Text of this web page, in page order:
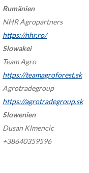
Rumänien
NHR Agropartners
https://nhr.ro/
Slowakei
Team Agro
https://teamagroforest.sk
Agrotradegroup
https://agrotradegroup.sk
Slowenien
Dusan Klmencic
+38640359596